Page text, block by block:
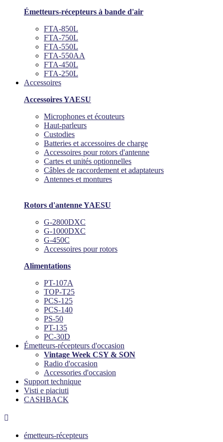
Émetteurs-récepteurs à bande d'air
FTA-850L
FTA-750L
FTA-550L
FTA-550AA
FTA-450L
FTA-250L
Accessoires
Accessoires YAESU
Microphones et écouteurs
Haut-parleurs
Custodies
Batteries et accessoires de charge
Accessoires pour rotors d'antenne
Cartes et unités optionnelles
Câbles de raccordement et adaptateurs
Antennes et montures
Rotors d'antenne YAESU
G-2800DXC
G-1000DXC
G-450C
Accessoires pour rotors
Alimentations
PT-107A
TOP-T25
PCS-125
PCS-140
PS-50
PT-135
PC-30D
Émetteurs-récepteurs d'occasion
Vintage Week CSY & SON
Radio d'occasion
Accessories d'occasion
Support technique
Visti e piaciuti
CASHBACK

émetteurs-récepteurs